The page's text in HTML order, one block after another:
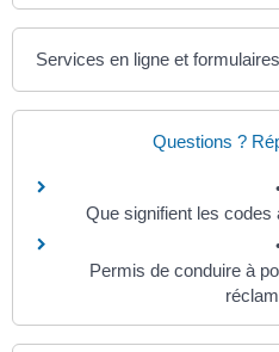
Services en ligne et formulaires
Questions ?
Que signifient les
Permis de conduire à